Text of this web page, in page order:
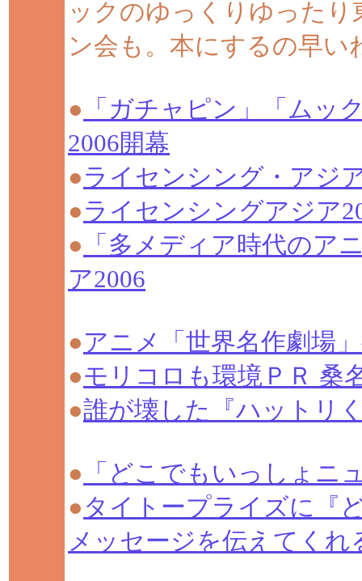
ックのゆっくりゆったり
ン会も。本にするの早い
● 「ガチャピン」「ム
2006開幕
●ライセンシング・アジ
●ライセンシングアジア
● 「多メディア時代のア
ア2006
●アニメ「世界名作劇場
●モリコロも環境ＰＲ 桑
●誰が壊した『ハットリ
● 「どこでもいっしょニ
● タイトープライズに『
メッセージを伝えてく